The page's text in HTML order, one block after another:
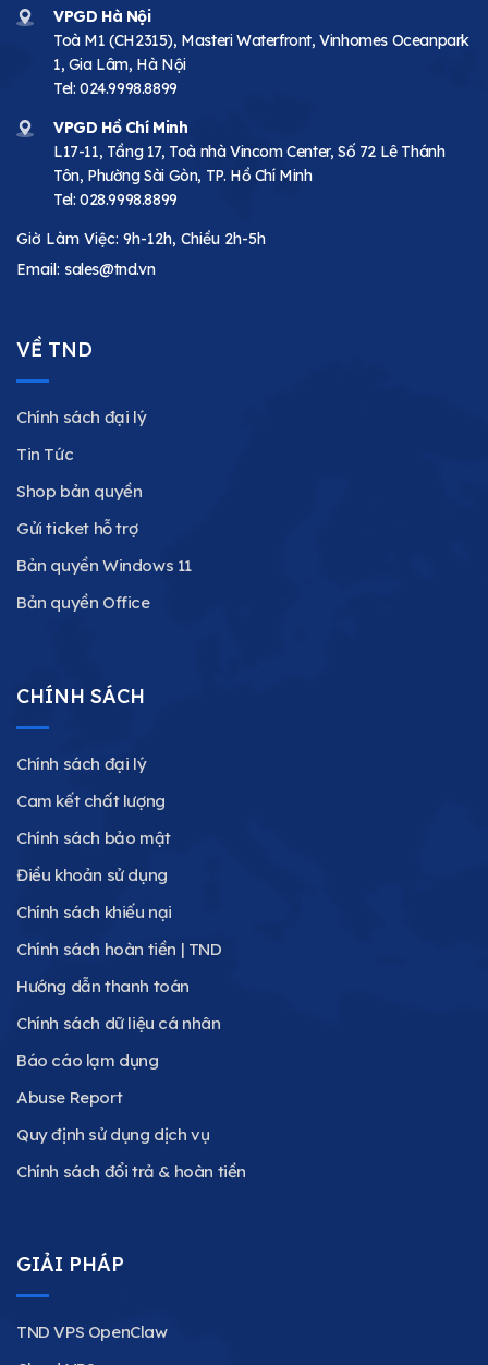
VPGD Hà Nội
Toà M1 (CH2315), Masteri Waterfront, Vinhomes Oceanpark
1, Gia Lâm, Hà Nội
Tel: 024.9998.8899
VPGD Hồ Chí Minh
L17-11, Tầng 17, Toà nhà Vincom Center, Số 72 Lê Thánh
Tôn, Phường Sài Gòn, TP. Hồ Chí Minh
Tel: 028.9998.8899
Giờ Làm Việc: 9h-12h, Chiều 2h-5h
Email: sales@tnd.vn
VỀ TND
Chính sách đại lý
Tin Tức
Shop bản quyền
Gửi ticket hỗ trợ
Bản quyền Windows 11
Bản quyền Office
CHÍNH SÁCH
Chính sách đại lý
Cam kết chất lượng
Chính sách bảo mật
Điều khoản sử dụng
Chính sách khiếu nại
Chính sách hoàn tiền | TND
Hướng dẫn thanh toán
Chính sách dữ liệu cá nhân
Báo cáo lạm dụng
Abuse Report
Quy định sử dụng dịch vụ
Chính sách đổi trả & hoàn tiền
GIẢI PHÁP
TND VPS OpenClaw